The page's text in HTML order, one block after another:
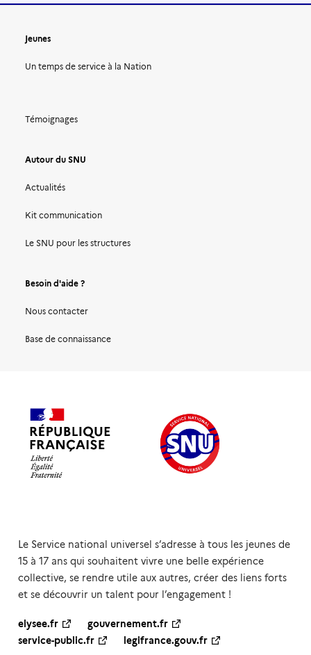
Jeunes
Un temps de service à la Nation
Témoignages
Autour du SNU
Actualités
Kit communication
Le SNU pour les structures
Besoin d'aide ?
Nous contacter
Base de connaissance
Le Service national universel s’adresse à tous les jeunes de
15 à 17 ans qui souhaitent vivre une belle expérience
collective, se rendre utile aux autres, créer des liens forts
et se découvrir un talent pour l’engagement !
elysee.fr
gouvernement.fr
service-public.fr
legifrance.gouv.fr